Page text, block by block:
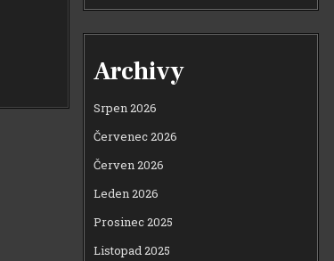
Archivy
Srpen 2026
Červenec 2026
Červen 2026
Leden 2026
Prosinec 2025
Listopad 2025